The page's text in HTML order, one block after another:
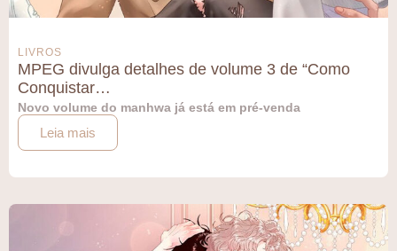
LIVROS
MPEG divulga detalhes de volume 3 de “Como
Conquistar…
Novo volume do manhwa já está em pré-venda
Leia mais